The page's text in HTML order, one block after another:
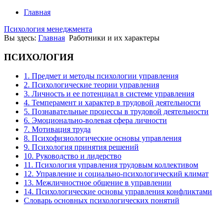
Главная
Психология менеджмента
Вы здесь: Главная Работники и их характеры
ПСИХОЛОГИЯ
1. Предмет и методы психологии управления
2. Психологические теории управления
3. Личность и ее потенциал в системе управления
4. Темперамент и характер в трудовой деятельности
5. Познавательные процессы в трудовой деятельности
6. Эмоционально-волевая сфера личности
7. Мотивация труда
8. Психофизиологические основы управления
9. Психология принятия решений
10. Руководство и лидерство
11. Психология управления трудовым коллективом
12. Управление и социально-психологический климат
13. Межличностное общение в управлении
14. Психологические основы управления конфликтами
Словарь основных психологических понятий